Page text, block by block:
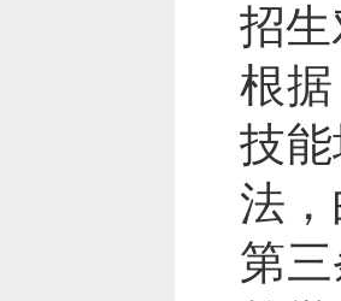
招
根
技
法
第